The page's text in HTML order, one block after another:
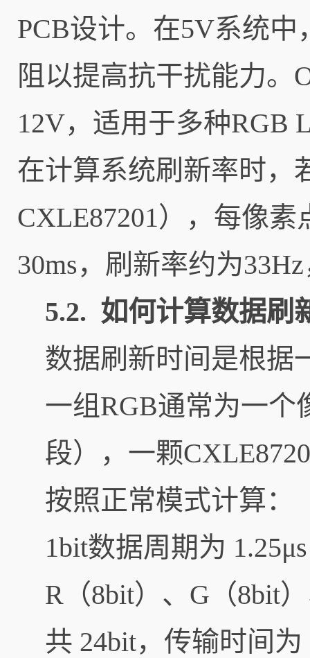
PCB设计。在5V系统
阻以提高抗干扰能力。
12V，适用于多种RGB
在计算系统刷新率时，
CXLE87201），每像
30ms，刷新率约为
5.2. 如何计算数据刷
数据刷新时间是根据
一组RGB通常为一个
段），一颗
按照正常模式计算：
1bit数据周期为
R（8bit）、G（8bit
共 24bit，传输时间